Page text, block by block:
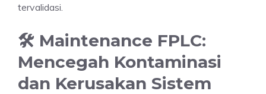
tervalidasi.
🛠️ Maintenance FPLC:
Mencegah Kontaminasi
dan Kerusakan Sistem